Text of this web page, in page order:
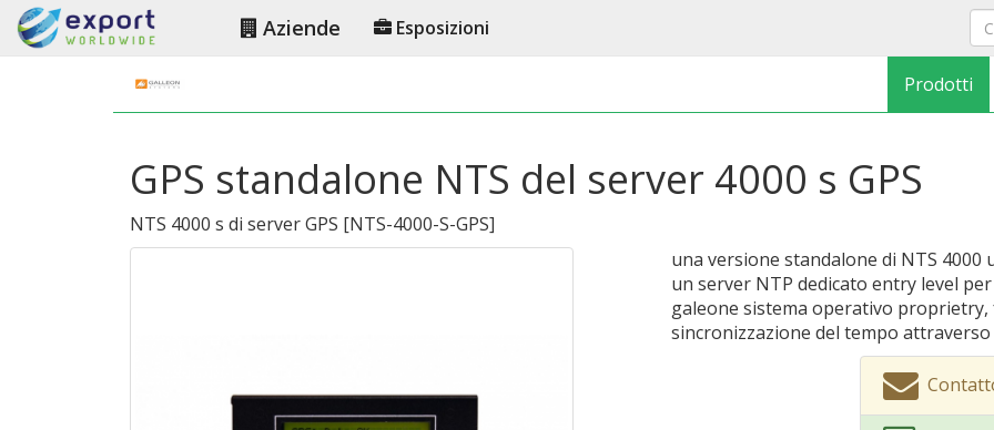
Aziende Esposizioni
Prodotti
GPS standalone NTS del server 4000 s GPS
NTS 4000 s di server GPS [NTS-4000-S-GPS]
una versione standalone di NTS 4000
un server NTP dedicato entry level
galeone sistema operativo
sincronizzazione del tempo